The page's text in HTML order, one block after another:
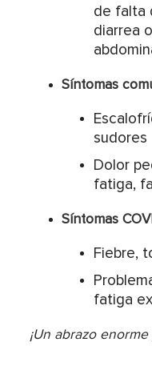
de falta
diarrea
Síntomas
sudores
Dolor
fatiga,
Síntomas
Fiebre,
fatiga
¡Un abrazo